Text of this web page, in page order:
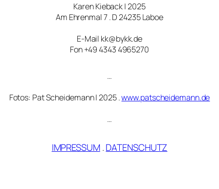
Karen Kieback | 2025
Am Ehrenmal 7 . D 24235 Laboe
E-Mail kk@bykk.de
Fon +49 4343 4965270
…
Fotos: Pat Scheidemann | 2025 .www.patscheidemann.de
…
IMPRESSUM.DATENSCHUTZ